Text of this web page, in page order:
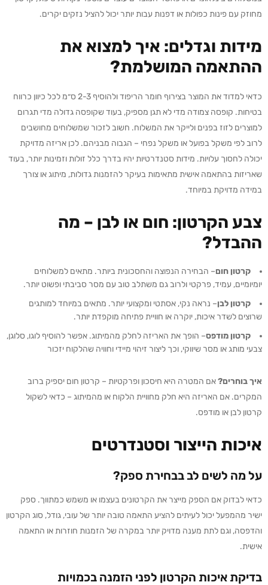
מחוזק עם פינות כפולות או דפנות עבות יותר יכול להציל נזקים יקרים.
מידות וגדלים: איך למצוא את
ההתאמה המושלמת?
כדאי למדוד את המוצר בצירוף חומר הריפוד ולהוסיף 2-3 ס״מ לכל כיוון כרווח
בטיחות. קופסה צמודה מדי לא תגן מספיק, בעוד שקופסה גדולה מדי תגרום
למוצרים לזוז בפנים ולייקר את המשלוח. חשוב לזכור שמשלוחים מחושבים
לרוב לפי משקל בפועל או משקל נפחי – הגבוה מבניהם. לכן אריזה מדויקת
יכולה לחסוך עלויות. מידות סטנדרטיות יהיו בדרך כלל זולות וזמינות יותר, בעוד
שאריזות בהתאמה אישית מתאימות בעיקר להזמנות גדולות, מיתוג או צורך
במידה מדויקת במיוחד.
צבע הקרטון: חום או לבן – מה
ההבדל?
קרטון חום– הבחירה הנפוצה והחסכונית ביותר. מתאים למשלוחים
יומיומיים, עמיד, פרקטי ולרוב גם משתלב טוב עם מסר סביבתי ופשוט יותר.
קרטון לבן– נראה נקי, אסתטי ומקצועי יותר. מתאים במיוחד למותגים
שרוצים לשדר איכות, יוקרה או חוויית פתיחה מוקפדת יותר.
קרטון מודפס– הופך את האריזה לחלק מהמיתוג. אפשר להוסיף לוגו, סלוגן,
צבעי מותג או מסר שיווקי, וכך ליצור זיהוי מיידי וחוויה שהלקוח יזכור
איך בוחרים?אם המטרה היא חיסכון ופרקטיות – קרטון חום יספיק ברוב
המקרים. אם האריזה היא חלק מחוויית הלקוח או מהמיתוג – כדאי לשקול
קרטון לבן או מודפס.
איכות הייצור וסטנדרטים
על מה לשים לב בבחירת ספק?
כדאי לבדוק אם הספק מייצר את הקרטונים בעצמו או משמש כמתווך. ספק
ישיר מהמפעל יכול לעיתים להציע התאמה טובה יותר של עובי, גודל, סוג הקרטון
והדפסה, וגם לתת מענה מדויק יותר במקרה של הזמנות חוזרות או התאמה
אישית.
בדיקת איכות הקרטון לפני הזמנה בכמויות